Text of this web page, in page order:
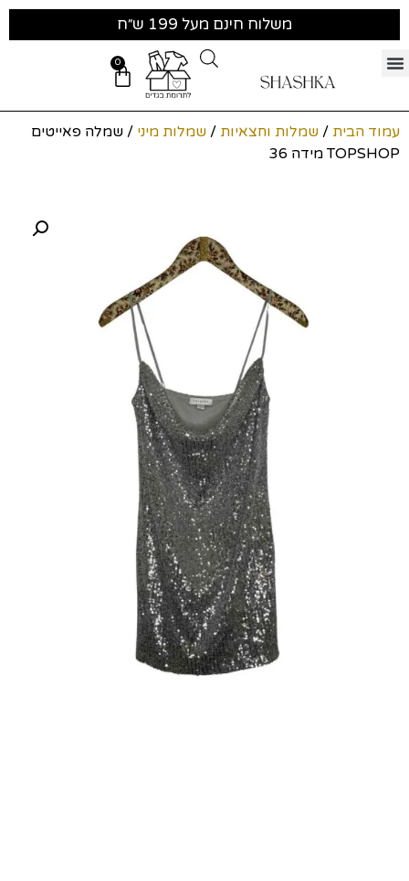
משלוח חינם מעל 199 ש״ח
0
עמוד הבית / שמלות וחצאיות / שמלות מיני / שמלה פאייטים
TOPSHOP מידה 36